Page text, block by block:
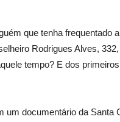
que tenha frequentado
Rodrigues Alves,
tempo? E dos
um documentário da Santa